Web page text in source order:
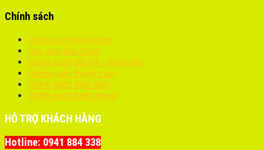
Chính sách
Chính sách giao hàng
Quy dịnh bảo hành
Chính sách đổi trả - hoàn tiền
Hướng dẫn thanh toán
Chính sách bảo mật
Chính sách kiểm hàng
HỖ TRỢ KHÁCH HÀNG
Hotline: 0941 884 338